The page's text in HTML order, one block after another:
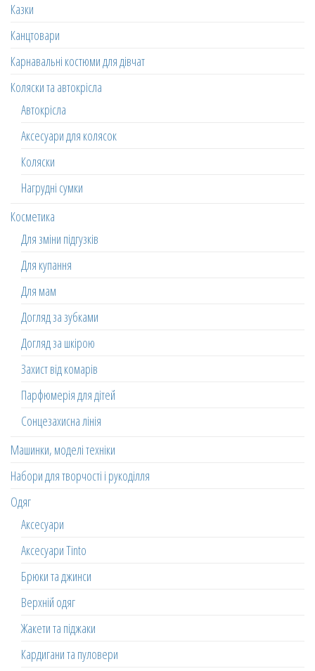
Казки
Канцтовари
Карнавальні костюми для дівчат
Коляски та автокрісла
Автокрісла
Аксесуари для колясок
Коляски
Нагрудні сумки
Косметика
Для зміни підгузків
Для купання
Для мам
Догляд за зубками
Догляд за шкірою
Захист від комарів
Парфюмерія для дітей
Сонцезахисна лінія
Машинки, моделі техніки
Набори для творчості і рукоділля
Одяг
Аксесуари
Аксесуари Tinto
Брюки та джинси
Верхній одяг
Жакети та піджаки
Кардигани та пуловери